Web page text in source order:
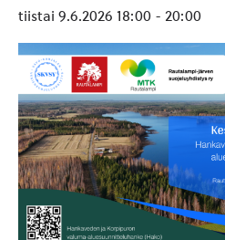
tiistai 9.6.2026 18:00 - 20:00